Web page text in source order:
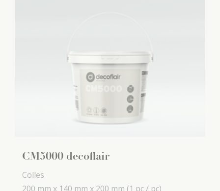
CM5000 decoflair
Colles
200 mm x 140 mm x 200 mm (1 pc / pc)